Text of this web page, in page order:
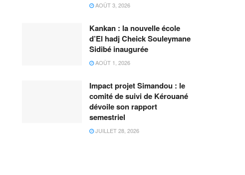
AOÛT 3, 2026
Kankan : la nouvelle école
d’El hadj Cheick Souleymane
Sidibé inaugurée
AOÛT 1, 2026
Impact projet Simandou : le
comité de suivi de Kérouané
dévoile son rapport
semestriel
JUILLET 28, 2026